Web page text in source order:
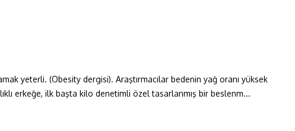
yeterli. (Obesity dergisi). Araştırmacılar bedenin yağ oranı yüksek
erkeğe, ilk başta kilo denetimli özel tasarlanmış bir beslenm...